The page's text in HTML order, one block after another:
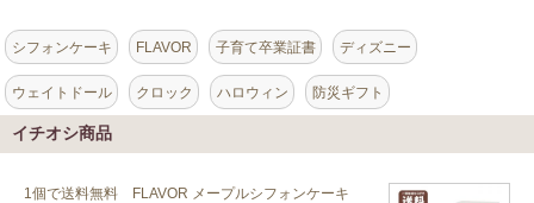
シフォンケーキ FLAVOR 子育て卒業証書 ディズニー
ウェイトドール クロック ハロウィン 防災ギフト
イチオシ商品
1個で送料無料 FLAVOR メープルシフォンケーキ